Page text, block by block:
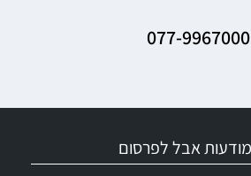
077-9967000
מודעות אבל לפרסום